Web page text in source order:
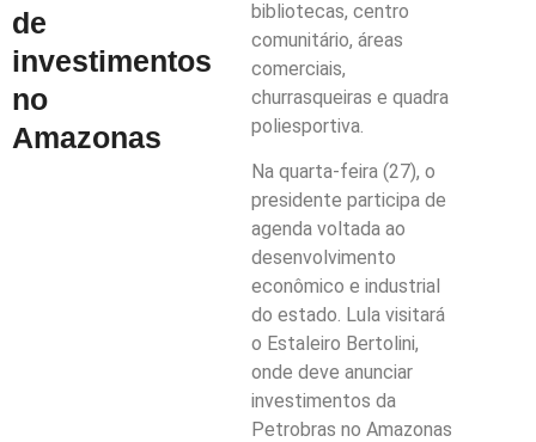
de
investimentos
no
Amazonas
bibliotecas, centro
comunitário, áreas
comerciais,
churrasqueiras e quadra
poliesportiva.
Na quarta-feira (27), o
presidente participa de
agenda voltada ao
desenvolvimento
econômico e industrial
do estado. Lula visitará
o Estaleiro Bertolini,
onde deve anunciar
investimentos da
Petrobras no Amazonas